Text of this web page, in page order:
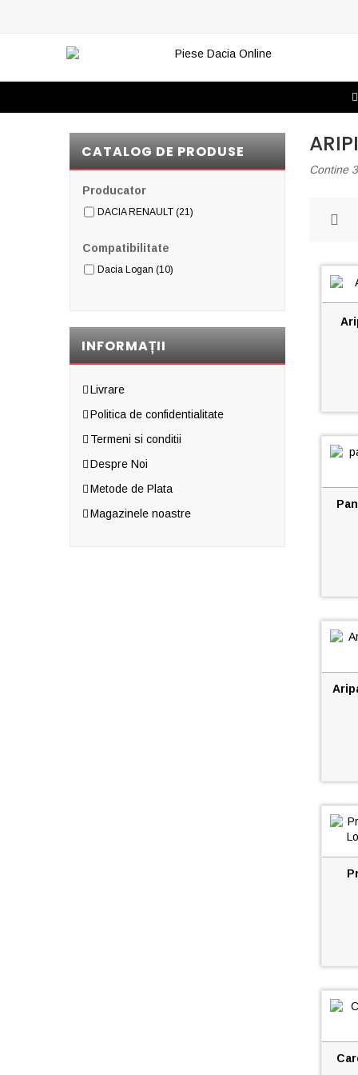
CATALOG DE PRODUSE
Producator
DACIA RENAULT (21)
Compatibilitate
Dacia Logan (10)
INFORMAȚII
Livrare
Politica de confidentialitate
Termeni si conditii
Despre Noi
Metode de Plata
Magazinele noastre
Contine